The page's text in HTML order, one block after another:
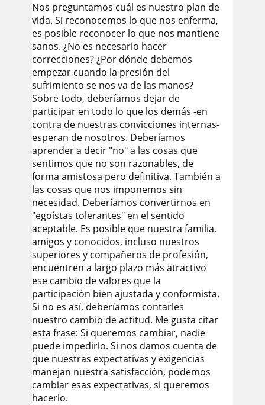
Nos preguntamos cuál es nuestro plan de
vida. Si reconocemos lo que nos enferma,
es posible reconocer lo que nos mantiene
sanos. ¿No es necesario hacer
correcciones? ¿Por dónde debemos
empezar cuando la presión del
sufrimiento se nos va de las manos?
Sobre todo, deberíamos dejar de
participar en todo lo que los demás -en
contra de nuestras convicciones internas-
esperan de nosotros. Deberíamos
aprender a decir "no" a las cosas que
sentimos que no son razonables, de
forma amistosa pero definitiva. También a
las cosas que nos imponemos sin
necesidad. Deberíamos convertirnos en
"egoístas tolerantes" en el sentido
aceptable. Es posible que nuestra familia,
amigos y conocidos, incluso nuestros
superiores y compañeros de profesión,
encuentren a largo plazo más atractivo
ese cambio de valores que la
participación bien ajustada y conformista.
Si no es así, deberíamos contarles
nuestro cambio de actitud. Me gusta citar
esta frase: Si queremos cambiar, nadie
puede impedirlo. Si nos damos cuenta de
que nuestras expectativas y exigencias
manejan nuestra satisfacción, podemos
cambiar esas expectativas, si queremos
hacerlo.